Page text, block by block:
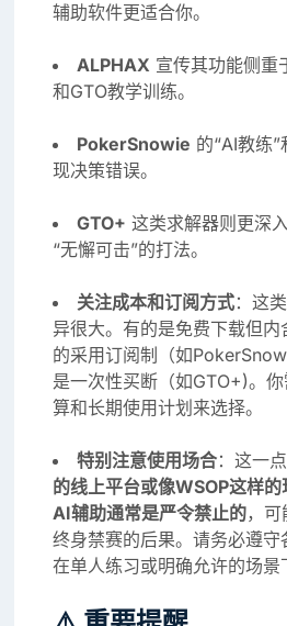
辅助软件更适合你。
ALPHAX 宣传其功能侧重
和GTO教学训练。
PokerSnowie 的“AI教练
现决策错误。
GTO+ 这类求解器则更深
“无懈可击”的打法。
关注成本和订阅方式：这
异很大。有的是免费下载但内
的采用订阅制（如
是一次性买断（如GTO+)。
算和长期使用计划来选择。
特别注意使用场合：这一
的线上平台或像WSOP这样的
AI辅助通常是严令禁止的，
终身禁赛的后果。请务必遵守
在单人练习或明确允许的场景